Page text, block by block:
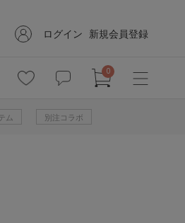
ログイン 新規会員登録
0
ム 別注コラボ